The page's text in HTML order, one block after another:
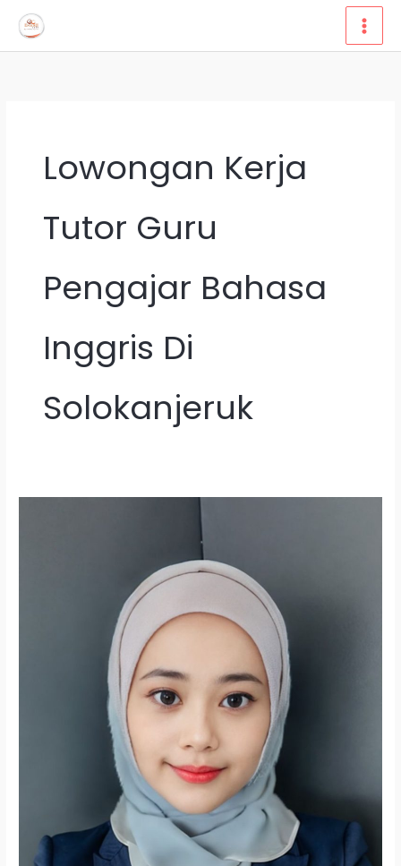
Lewati
konten
Lowongan Kerja
Tutor Guru
Pengajar Bahasa
Inggris Di
Solokanjeruk